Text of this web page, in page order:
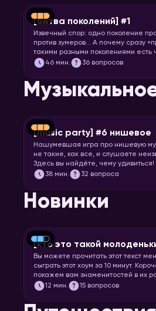
[битва поколений] #1
Извечный спор: одно поколение
против зумеров… А почему сразу
такими разными поколениями
понять друг друга и
46 мин. 36 вопросов
[music party] #6 нишевое
Нашумевшая игра про нишевую
не такие, как все, и слушаете
Здесь вы найдёте, чему
изысканную непопулярную музыку
38 мин. 32 вопроса
Новинки
[кто это такой
Вы можете прочитать этот текст
сыграть этот хоум за 10 минут.
покажем вам знаменитостей в их
задача – узнать их.
12 мин. 15 вопросов